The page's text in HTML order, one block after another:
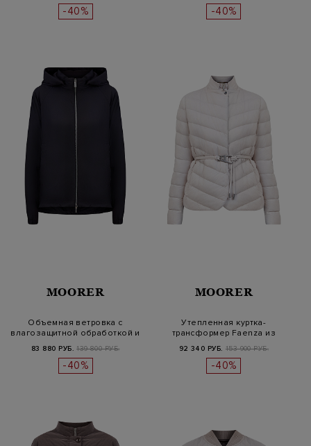
-40% -40%
MOORER
Объемная ветровка с
влагозащитной обработкой и
съемным…
83 880 РУБ. 139 800 РУБ.
-40%
MOORER
Утепленная куртка-
трансформер Faenza из
стеганой тафты…
92 340 РУБ. 153 900 РУБ.
-40%